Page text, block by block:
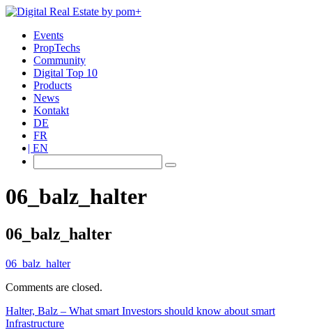
Events
PropTechs
Community
Digital Top 10
Products
News
Kontakt
DE
FR
EN
06_balz_halter
06_balz_halter
06_balz_halter
Comments are closed.
Halter, Balz – What smart Investors should know about smart
Infrastructure